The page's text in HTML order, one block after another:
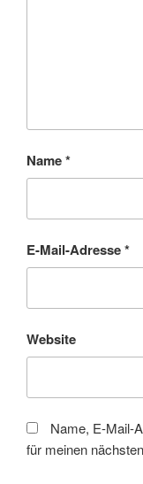
Name*
E-Mail-Adresse*
Website
Name, E-Mail-
für meinen